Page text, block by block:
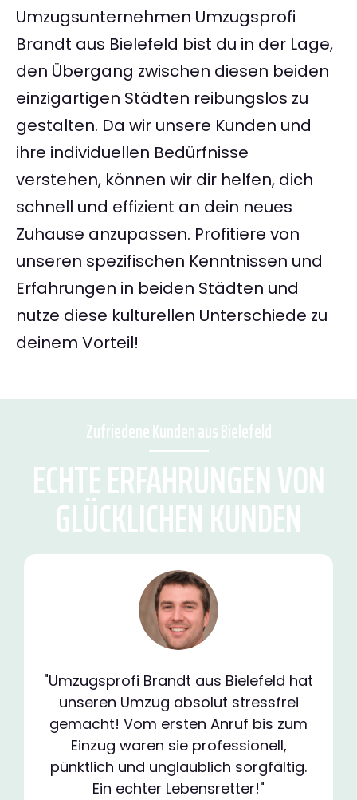
Umzugsunternehmen Umzugsprofi
Brandt aus Bielefeld bist du in der Lage,
den Übergang zwischen diesen beiden
einzigartigen Städten reibungslos zu
gestalten. Da wir unsere Kunden und
ihre individuellen Bedürfnisse
verstehen, können wir dir helfen, dich
schnell und effizient an dein neues
Zuhause anzupassen. Profitiere von
unseren spezifischen Kenntnissen und
Erfahrungen in beiden Städten und
nutze diese kulturellen Unterschiede zu
deinem Vorteil!
Zufriedene Kunden aus Bielefeld
ECHTE ERFAHRUNGEN VON
GLÜCKLICHEN KUNDEN
"Umzugsprofi Brandt aus Bielefeld hat
unseren Umzug absolut stressfrei
gemacht! Vom ersten Anruf bis zum
Einzug waren sie professionell,
pünktlich und unglaublich sorgfältig.
Ein echter Lebensretter!"